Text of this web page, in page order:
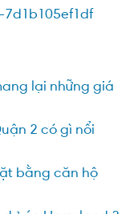
lại những giá
2 có gì nổi
bằng căn hộ